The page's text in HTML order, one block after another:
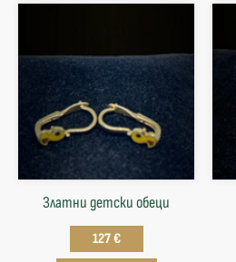
Златни детски обеци
127 €